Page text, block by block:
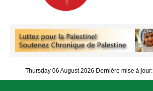
Thursday 06 August 2026 Dernière mise à jour: